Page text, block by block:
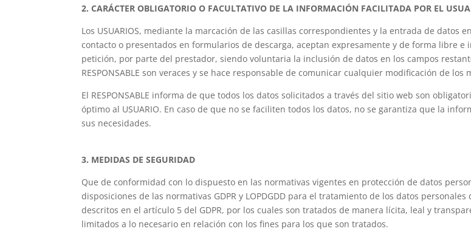
2. CARÁCTER OBLIGATORIO O FACULTATIVO DE LA INFORMACIÓN FACILITADA POR EL
Los USUARIOS, mediante la marcación de las casillas correspondientes y la entrada de datos
contacto o presentados en formularios de descarga, aceptan expresamente y de forma libre
petición, por parte del prestador, siendo voluntaria la inclusión de datos en los campos
RESPONSABLE son veraces y se hace responsable de comunicar cualquier modificación de los
El RESPONSABLE informa de que todos los datos solicitados a través del sitio web son
óptimo al USUARIO. En caso de que no se faciliten todos los datos, no se garantiza que la
sus necesidades.
3. MEDIDAS DE SEGURIDAD
Que de conformidad con lo dispuesto en las normativas vigentes en protección de datos
disposiciones de las normativas GDPR y LOPDGDD para el tratamiento de los datos
descritos en el artículo 5 del GDPR, por los cuales son tratados de manera lícita, leal y
limitados a lo necesario en relación con los fines para los que son tratados.